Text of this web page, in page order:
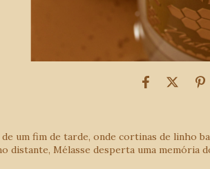
um fim de tarde, onde cortinas de linho
distante, Mélasse desperta uma memória